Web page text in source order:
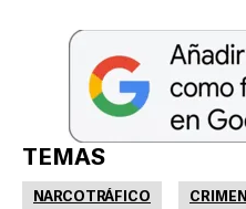
TEMAS
NARCOTRÁFICO